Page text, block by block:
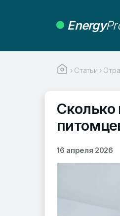
Energy
› Статьи ›
Сколько
16 апреля 2026